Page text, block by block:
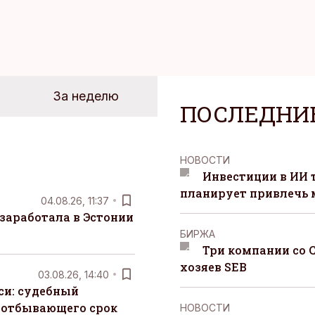
За неделю
04.08.26, 11:37
в Эстонии
03.08.26, 14:40
судебный
срок
НОВОСТИ
Инвестиции в ИИ
планирует
БИРЖА
Три компании со
хозяев SEB
НОВОСТИ